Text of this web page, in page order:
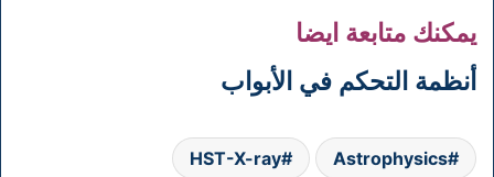
يمكنك متابعة ايضا
أنظمة التحكم في الأبواب
Astrophysics
HST-X-ray